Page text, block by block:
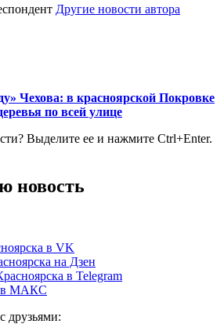
Другие новости автора
Чехова: в красноярской Покровке
по всей улице
Выделите ее и нажмите Ctrl+Enter.
новость
в VK
на Дзен
в Telegram
в МАКС
друзьями: